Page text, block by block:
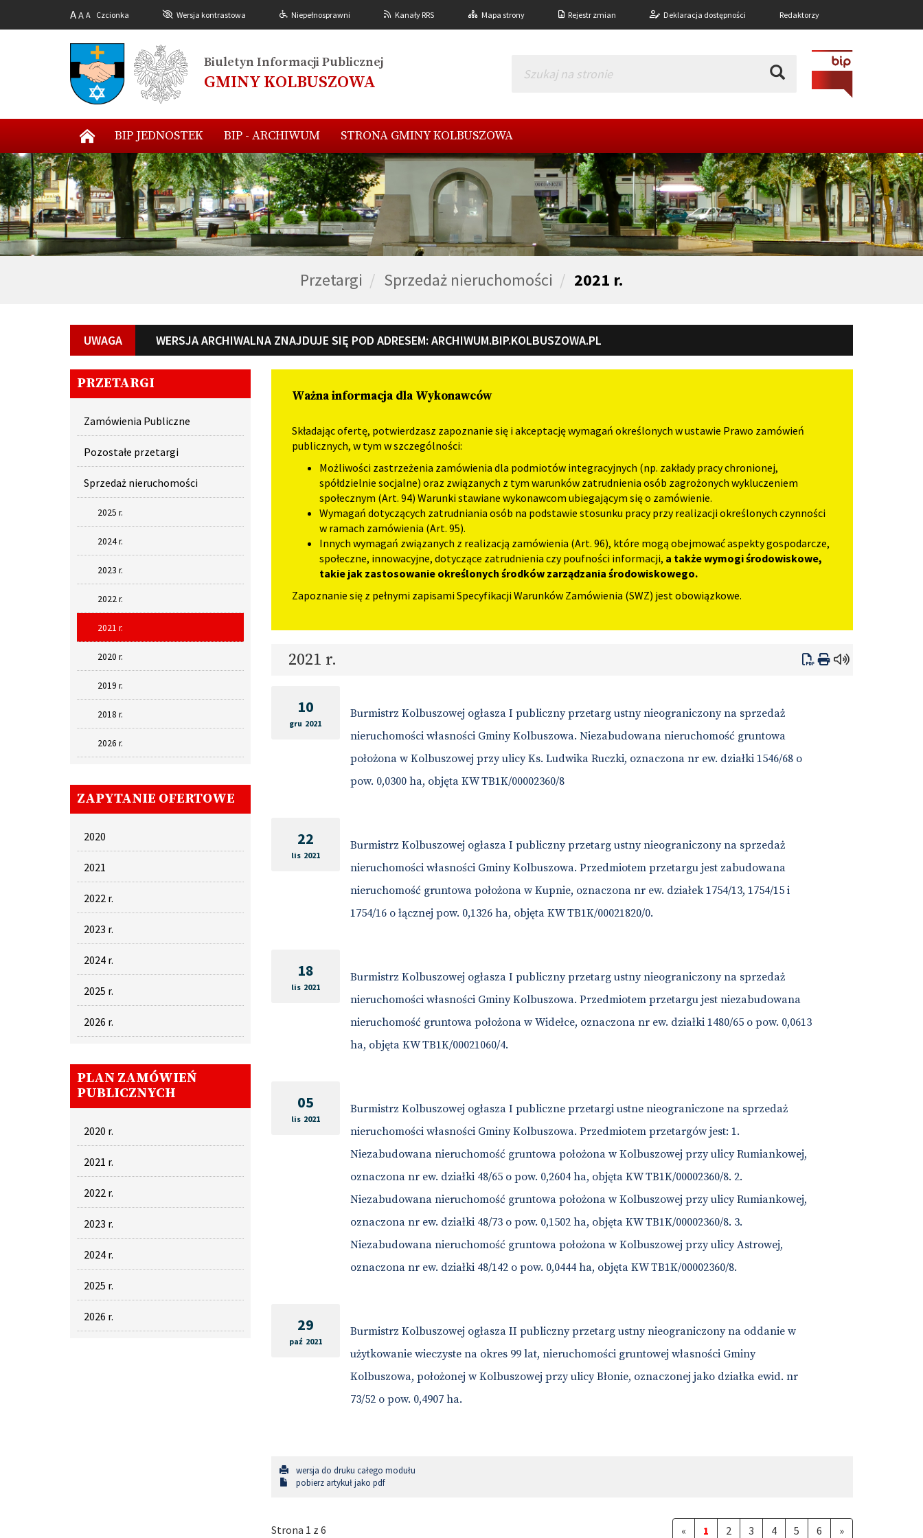
AA A Czcionka Wersja kontrastowa Niepełnosprawni Kanały RRS Mapa strony Rejestr zmian Deklaracja dostępności Redaktorzy
Biuletyn Informacji Publicznej
GMINY KOLBUSZOWA
BIP JEDNOSTEK BIP - ARCHIWUM STRONA GMINY KOLBUSZOWA
Przetargi Sprzedaż nieruchomości 2021 r.
UWAGA WERSJA ARCHIWALNA ZNAJDUJE SIĘ POD ADRESEM: ARCHIWUM.BIP.KOLBUSZOWA.PL
PRZETARGI
Zamówienia Publiczne
Pozostałe przetargi
Sprzedaż nieruchomości
2025 r.
2024 r.
2023 r.
2022 r.
2021 r.
2020 r.
2019 r.
2018 r.
2026 r.
ZAPYTANIE OFERTOWE
2020
2021
2022 r.
2023 r.
2024 r.
2025 r.
2026 r.
PLAN ZAMÓWIEŃ
PUBLICZNYCH
2020 r.
2021 r.
2022 r.
2023 r.
2024 r.
2025 r.
2026 r.
Ważna informacja dla Wykonawców
Składając ofertę, potwierdzasz zapoznanie się i akceptację wymagań określonych w ustawie Prawo zamówień
publicznych, w tym w szczególności:
Możliwości zastrzeżenia zamówienia dla podmiotów integracyjnych (np. zakłady pracy chronionej,
spółdzielnie socjalne) oraz związanych z tym warunków zatrudnienia osób zagrożonych wykluczeniem
społecznym (Art. 94) Warunki stawiane wykonawcom ubiegającym się o zamówienie.
Wymagań dotyczących zatrudniania osób na podstawie stosunku pracy przy realizacji określonych czynności
w ramach zamówienia (Art. 95).
Innych wymagań związanych z realizacją zamówienia (Art. 96), które mogą obejmować aspekty gospodarcze,
społeczne, innowacyjne, dotyczące zatrudnienia czy poufności informacji, a także wymogi środowiskowe,
takie jak zastosowanie określonych środków zarządzania środowiskowego.
Zapoznanie się z pełnymi zapisami Specyfikacji Warunków Zamówienia (SWZ) jest obowiązkowe.
2021 r.
10
gru 2021
Burmistrz Kolbuszowej ogłasza I publiczny przetarg ustny nieograniczony na sprzedaż
nieruchomości własności Gminy Kolbuszowa. Niezabudowana nieruchomość gruntowa
położona w Kolbuszowej przy ulicy Ks. Ludwika Ruczki, oznaczona nr ew. działki 1546/68 o
pow. 0,0300 ha, objęta KW TB1K/00002360/8
22
lis 2021
Burmistrz Kolbuszowej ogłasza I publiczny przetarg ustny nieograniczony na sprzedaż
nieruchomości własności Gminy Kolbuszowa. Przedmiotem przetargu jest zabudowana
nieruchomość gruntowa położona w Kupnie, oznaczona nr ew. działek 1754/13, 1754/15 i
1754/16 o łącznej pow. 0,1326 ha, objęta KW TB1K/00021820/0.
18
lis 2021
Burmistrz Kolbuszowej ogłasza I publiczny przetarg ustny nieograniczony na sprzedaż
nieruchomości własności Gminy Kolbuszowa. Przedmiotem przetargu jest niezabudowana
nieruchomość gruntowa położona w Widełce, oznaczona nr ew. działki 1480/65 o pow. 0,0613
ha, objęta KW TB1K/00021060/4.
05
lis 2021
Burmistrz Kolbuszowej ogłasza I publiczne przetargi ustne nieograniczone na sprzedaż
nieruchomości własności Gminy Kolbuszowa. Przedmiotem przetargów jest: 1.
Niezabudowana nieruchomość gruntowa położona w Kolbuszowej przy ulicy Rumiankowej,
oznaczona nr ew. działki 48/65 o pow. 0,2604 ha, objęta KW TB1K/00002360/8. 2.
Niezabudowana nieruchomość gruntowa położona w Kolbuszowej przy ulicy Rumiankowej,
oznaczona nr ew. działki 48/73 o pow. 0,1502 ha, objęta KW TB1K/00002360/8. 3.
Niezabudowana nieruchomość gruntowa położona w Kolbuszowej przy ulicy Astrowej,
oznaczona nr ew. działki 48/142 o pow. 0,0444 ha, objęta KW TB1K/00002360/8.
29
paź 2021
Burmistrz Kolbuszowej ogłasza II publiczny przetarg ustny nieograniczony na oddanie w
użytkowanie wieczyste na okres 99 lat, nieruchomości gruntowej własności Gminy
Kolbuszowa, położonej w Kolbuszowej przy ulicy Błonie, oznaczonej jako działka ewid. nr
73/52 o pow. 0,4907 ha.
wersja do druku całego modułu
pobierz artykuł jako pdf
Strona 1 z 6 « 1 2 3 4 5 6 »